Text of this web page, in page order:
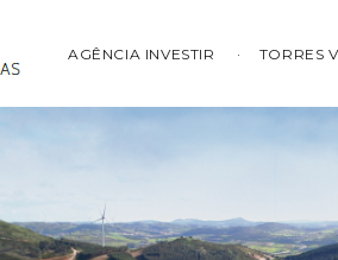
AGÊNCIA INVESTIR TORRES